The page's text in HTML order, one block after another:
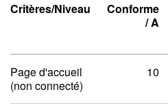
Taux de
Critères/Niveau
Conforme
/A
Page d'accueil
(non connecté)
10